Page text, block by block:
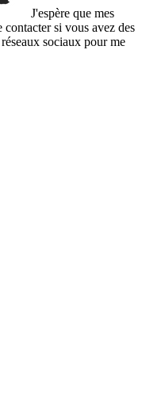
J'espère que mes
si vous avez des
sociaux pour me